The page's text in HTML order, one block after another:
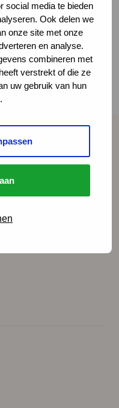
social media te bieden
Ook delen we
onze site met onze
en analyse.
combineren met
verstrekt of die ze
uw gebruik van hun
het LUMC gaf
27 september
een
in
toepassing van